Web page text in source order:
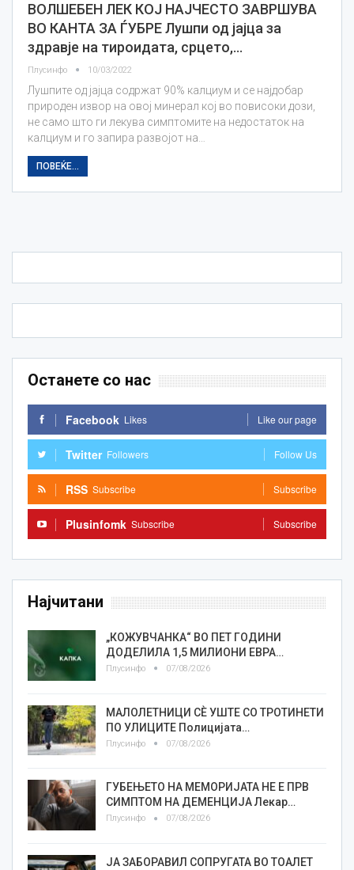
ВОЛШЕБЕН ЛЕК КОЈ НАЈЧЕСТО ЗАВРШУВА
ВО КАНТА ЗА ЃУБРЕ Лушпи од јајца за
здравје на тироидата, срцето,…
Плусинфо 10/03/2022
Лушпите од јајца содржат 90% калциум и се најдобар
природен извор на овој минерал кој во повисоки дози,
не само што ги лекува симптомите на недостаток на
калциум и го запира развојот на…
ПОВЕЌЕ...
Останете со нас
Facebook Likes Like our page
Twitter Followers Follow Us
RSS Subscribe Subscribe
Plusinfomk Subscribe Subscribe
Најчитани
„КОЖУВЧАНКА“ ВО ПЕТ ГОДИНИ
ДОДЕЛИЛА 1,5 МИЛИОНИ ЕВРА…
Плусинфо 07/08/2026
МАЛОЛЕТНИЦИ СÈ УШТЕ СО ТРОТИНЕТИ
ПО УЛИЦИТЕ Полицијата…
Плусинфо 07/08/2026
ГУБЕЊЕТО НА МЕМОРИЈАТА НЕ Е ПРВ
СИМПТОМ НА ДЕМЕНЦИЈА Лекар…
Плусинфо 07/08/2026
ЈА ЗАБОРАВИЛ СОПРУГАТА ВО ТОАЛЕТ